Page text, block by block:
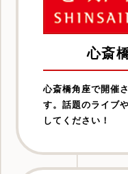
心斎
心斎橋角座で開催
す。話題のライブ
してください！